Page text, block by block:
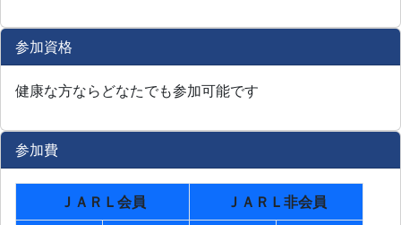
参加資格
健康な方ならどなたでも参加可能です
参加費
ＪＡＲＬ会員
ＪＡＲＬ非会員